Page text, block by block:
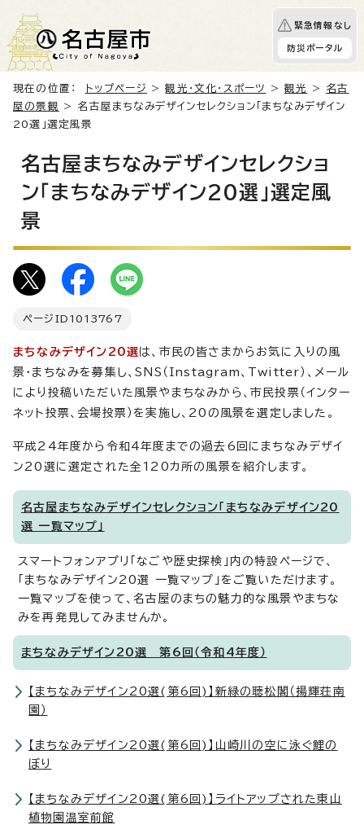
緊急情報なし
防災ポータル
現在の位置： トップページ >観光・文化・スポーツ >観光 > 名古
屋の景観
> 名古屋まちなみデザインセレクション「まちなみデザイン
20選」選定風景
名古屋まちなみデザインセレクショ
ン「まちなみデザイン20選」選定風
景
ページID 1013767
まちなみデザイン20選は、市民の皆さまからお気に入りの風
景・まちなみを募集し、SNS（Instagram、Twitter）、メール
により投稿いただいた風景やまちなみから、市民投票（インター
ネット投票、会場投票）を実施し、20の風景を選定しました。
平成24年度から令和4年度までの過去6回にまちなみデザイ
ン20選に選定された全120カ所の風景を紹介します。
名古屋まちなみデザインセレクション「まちなみデザイン20
選 一覧マップ」
スマートフォンアプリ「なごや歴史探検」内の特設ページで、
「まちなみデザイン20選 一覧マップ」をご覧いただけます。
一覧マップを使って、名古屋のまちの魅力的な風景やまちな
みを再発見してみませんか。
まちなみデザイン20選 第6回（令和4年度）
【まちなみデザイン20選(第6回)】新緑の聴松閣（揚輝荘南
園）
【まちなみデザイン20選(第6回)】山崎川の空に泳ぐ鯉の
ぼり
【まちなみデザイン20選(第6回)】ライトアップされた東山
植物園温室前館